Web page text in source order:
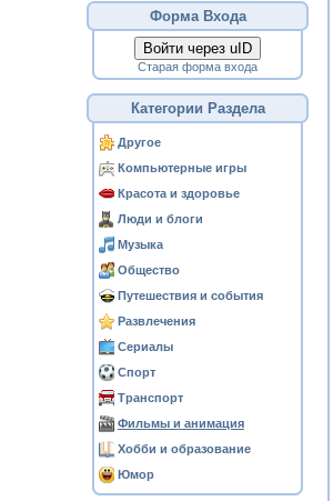
Форма Входа
Войти через uID
Старая форма входа
Категории Раздела
Другое
Компьютерные игры
Красота и здоровье
Люди и блоги
Музыка
Общество
Путешествия и события
Развлечения
Сериалы
Спорт
Транспорт
Фильмы и анимация
Хобби и образование
Юмор